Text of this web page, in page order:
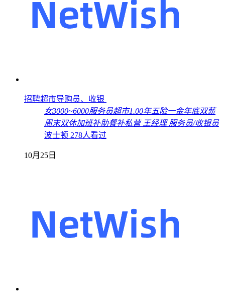
招聘超市导购员、收银
女3000~6000服务员超市1.00年五险一金年底双薪
周末双休加班补助餐补私营 王经理 服务员/收银员
波士顿 278人看过
10月25日